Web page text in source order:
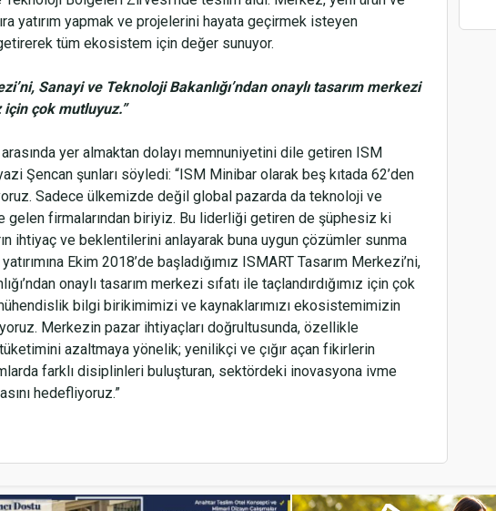
yatırım yapmak ve projelerini hayata geçirmek isteyen
tüm ekosistem için değer sunuyor.
Sanayi ve Teknoloji Bakanlığı’ndan onaylı tasarım merkezi
için çok mutluyuz.”
yer almaktan dolayı memnuniyetini dile getiren ISM
Şencan şunları söyledi: “ISM Minibar olarak beş kıtada 62’den
Sadece ülkemizde değil global pazarda da teknoloji ve
gelen firmalarından biriyiz. Bu liderliği getiren de şüphesiz ki
ihtiyaç ve beklentilerini anlayarak buna uygun çözümler sunma
Ekim 2018’de başladığımız ISMART Tasarım Merkezi’ni,
onaylı tasarım merkezi sıfatı ile taçlandırdığımız için çok
bilgi birikimimizi ve kaynaklarımızı ekosistemimizin
Merkezin pazar ihtiyaçları doğrultusunda, özellikle
azaltmaya yönelik; yenilikçi ve çığır açan fikirlerin
farklı disiplinleri buluşturan, sektördeki inovasyona ivme
hedefliyoruz.”